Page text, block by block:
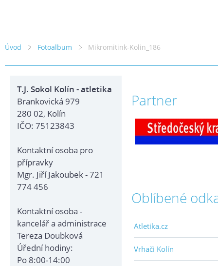
Úvod Fotoalbum Mikromitink-Kolin_186
T.J. Sokol Kolín - atletika
Brankovická 979
280 02, Kolín
IČO: 75123843
Kontaktní osoba pro
přípravky
Mgr. Jiří Jakoubek - 721
774 456
Kontaktní osoba -
kancelář a administrace
Tereza Doubková
Úřední hodiny:
Po 8:00-14:00
Partner
Oblíbené
Atletika.cz
Vrhači Kolín